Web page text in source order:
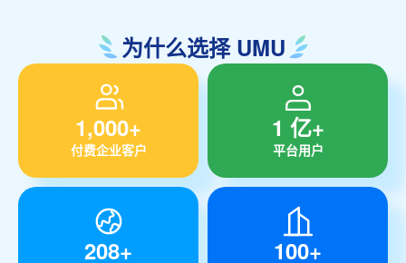
为什么选择 UMU
1,000+
付费企业客户
1 亿+
平台用户
208+ 100+